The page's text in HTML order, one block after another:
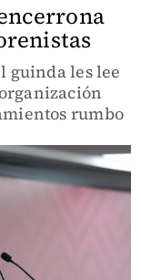
guinda les lee
rumbo